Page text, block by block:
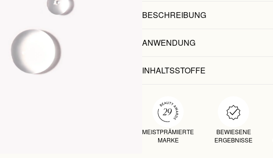
BESCHREIBUNG
ANWENDUNG
INHALTSSTOFFE
MEISTPRÄMIERTE
MARKE
BEWIESENE
ERGEBNISSE